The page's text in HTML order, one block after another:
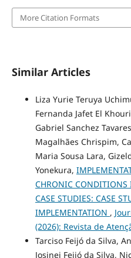
More Citation Formats
Similar Articles
Liza Yurie Teruya
Fernanda Jafet El
Gabriel Sanchez
Magalhães Chrispim,
Maria Sousa Lara,
Yonekura,
CHRONIC CONDITIONS
CASE STUDIES: CASE
IMPLEMENTATION ,
(2026): Revista de
Tarciso Feijó da Silva,
Josinei Feijó da Silva,